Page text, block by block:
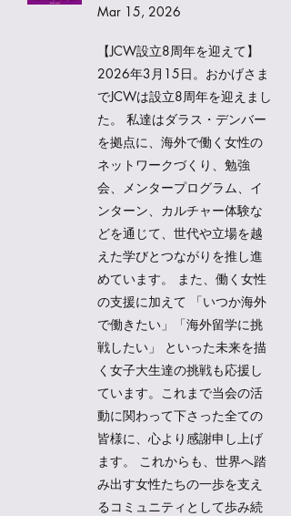
Mar 15, 2026
【JCW設立8周年を迎えて】
2026年3月15日。おかげさま
でJCWは設立8周年を迎えまし
た。 私達はダラス・デンバー
を拠点に、海外で働く女性の
ネットワークづくり、勉強
会、メンタープログラム、イ
ンターン、カルチャー体験な
どを通じて、世代や立場を越
えた学びとつながりを推し進
めています。 また、働く女性
の支援に加えて 「いつか海外
で働きたい」「海外留学に挑
戦したい」 といった未来を描
く女子大生達の挑戦も応援し
ています。これまで当会の活
動に関わって下さった全ての
皆様に、心より感謝申し上げ
ます。 これからも、世界へ踏
み出す女性たちの一歩を支え
るコミュニティとして歩み続